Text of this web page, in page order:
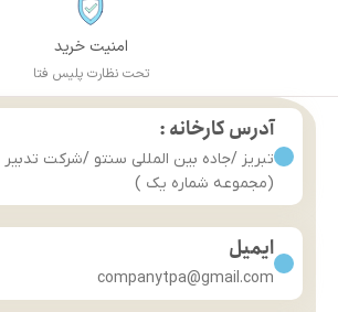
امنیت خرید
تحت نظارت پلیس فتا
آدرس کارخانه :
تبریز /جاده بین المللی سنتو /شرکت
(مجموعه شماره یک )
ایمیل
companytpa@gmail.com